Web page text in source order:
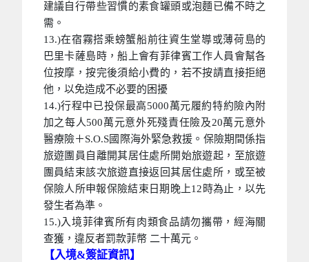
建議自行帶些習慣的素食罐頭或泡麵已備不時之
需。
13.)在宿霧搭乘螃蟹船前往資生堂導或薄荷島的
巴里卡薩島時，船上會有菲律賓工作人員會幫各
位按摩，按完後須給小費的，若不按請直接拒絕
他，以免造成不必要的困擾
14.)行程中已投保最高5000萬元履約特約險內附
加之每人500萬元意外死殘責任險及20萬元意外
醫療險＋S.O.S國際海外緊急救援。保險期間係指
旅遊團員自離開其居住處所開始旅遊起，至旅遊
團員結束該次旅遊直接返回其居住處所，或至被
保險人所申報保險結束日期晚上12時為止，以先
發生者為準。
15.)入境菲律賓所有肉類食品請勿攜帶，經海關
查獲，違反者罰款菲幣 二十萬元。
【入境&簽証資訊】